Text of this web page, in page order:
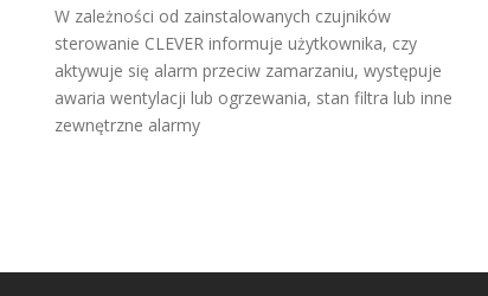
W zależności od zainstalowanych czujników
sterowanie CLEVER informuje użytkownika, czy
aktywuje się alarm przeciw zamarzaniu, występuje
awaria wentylacji lub ogrzewania, stan filtra lub inne
zewnętrzne alarmy